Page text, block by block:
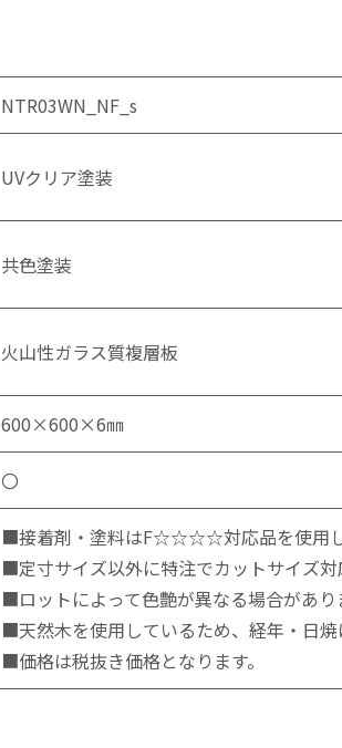
NTR03WN_NF_s
UVクリア塗装
共色塗装
火山性ガラス質複層板
600×600×6㎜
〇
■接着剤・塗料はF☆☆☆☆対応品を使用し
■定寸サイズ以外に特注でカットサイズ対
■ロットによって色艶が異なる場合があり
■天然木を使用しているため、経年・日焼
■価格は税抜き価格となります。